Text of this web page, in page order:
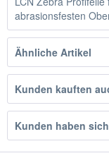
abrasionsfesten
Ähnliche Artikel
Kunden kauften
Kunden haben